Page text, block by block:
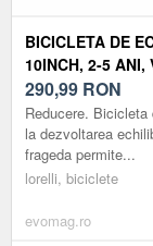
BICICLETA DE
10INCH, 2-5 ANI,
290,99 RON
Reducere.
la dezvoltarea
frageda permite...
lorelli, biciclete
evomag.ro